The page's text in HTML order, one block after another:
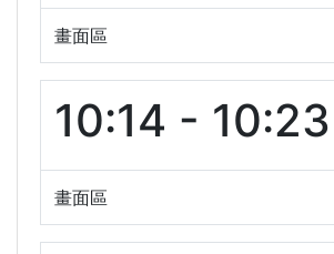
畫面區
10:14 - 10:23
畫面區